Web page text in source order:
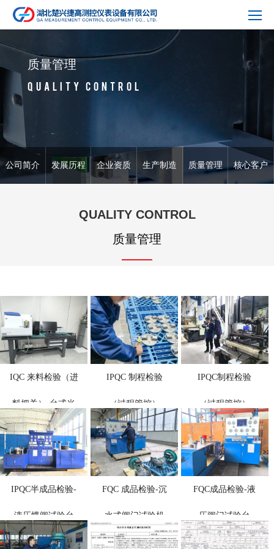
质量管理
QUALITY CONTROL
公司简介 发展历程 企业资质 生产制造 质量管理 核心客户
QUALITY CONTROL
质量管理
IQC 来料检验（进
料把关）-台式光
谱仪
IPQC 制程检验
（过程管控）
IPQC制程检验
（过程管控）
IPQC半成品检验-
液压蝶阀试验台
FQC 成品检验-沉
水式阀门试验机
FQC成品检验-液
压阀门试验台